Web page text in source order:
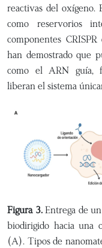
reactivas del oxígeno.
como reservorios
componentes
han demostrado que
como el ARN guía,
liberan el sistema
Figura 3.Entrega de un
biodirigido hacia una
(A). Tipos de